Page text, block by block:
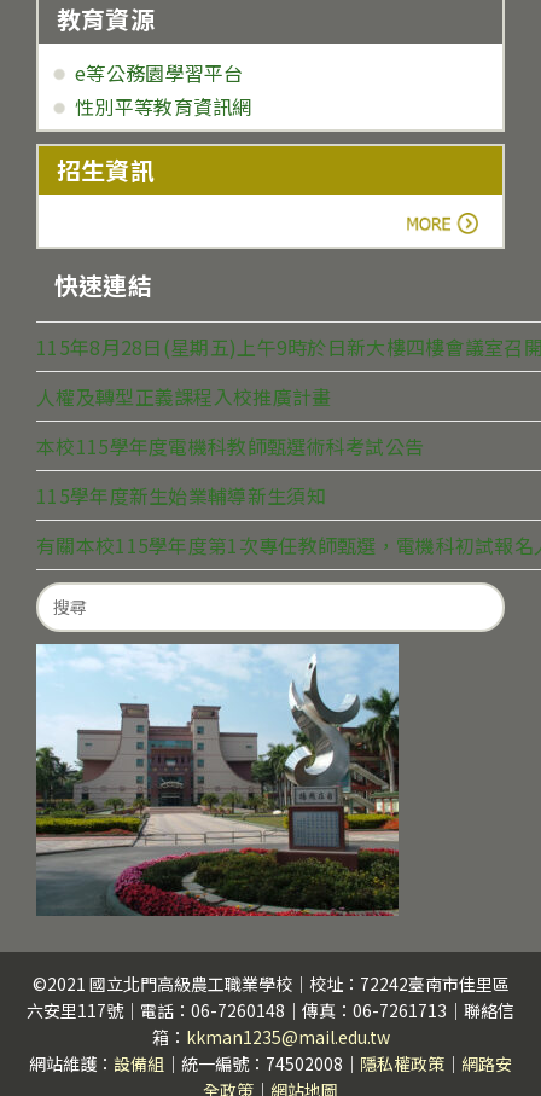
教育資源
e等公務園學習平台
性別平等教育資訊網
招生資訊
快速連結
115年8月28日(星期五)上午9時於日新大樓四樓會議室
人權及轉型正義課程入校推廣計畫
本校115學年度電機科教師甄選術科考試公告
115學年度新生始業輔導新生須知
有關本校115學年度第1次專任教師甄選，電機科初試報
Search
for:
©2021 國立北門高級農工職業學校｜校址：72242臺南市佳里區
六安里117號｜電話：06-7260148｜傳真：06-7261713｜聯絡信
箱： kkman1235@mail.edu.tw
網站維護： 設備組 ｜統一編號：74502008｜ 隱私權政策 ｜ 網路安
全政策 ｜ 網站地圖